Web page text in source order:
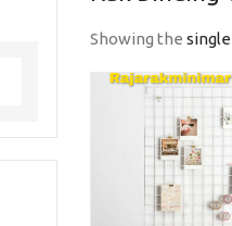
Showing the single